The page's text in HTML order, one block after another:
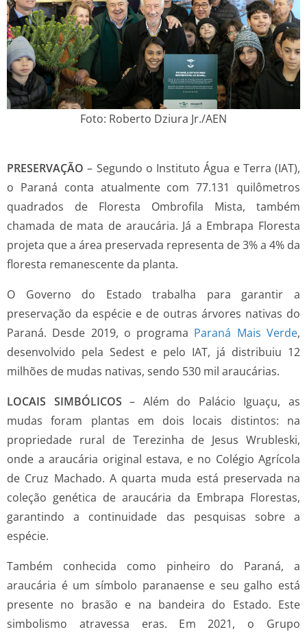
Foto: Roberto Dziura Jr./AEN
PRESERVAÇÃO– Segundo o Instituto Água e Terra (IAT),
o Paraná conta atualmente com 77.131 quilômetros
quadrados de Floresta Ombrofila Mista, também
chamada de mata de araucária. Já a Embrapa Floresta
projeta que a área preservada representa de 3% a 4% da
floresta remanescente da planta.
O Governo do Estado trabalha para garantir a
preservação da espécie e de outras árvores nativas do
Paraná. Desde 2019, o programa Paraná Mais Verde,
desenvolvido pela Sedest e pelo IAT, já distribuiu 12
milhões de mudas nativas, sendo 530 mil araucárias.
LOCAIS SIMBÓLICOS – Além do Palácio Iguaçu, as
mudas foram plantas em dois locais distintos: na
propriedade rural de Terezinha de Jesus Wrubleski,
onde a araucária original estava, e no Colégio Agrícola
de Cruz Machado. A quarta muda está preservada na
coleção genética de araucária da Embrapa Florestas,
garantindo a continuidade das pesquisas sobre a
espécie.
Também conhecida como pinheiro do Paraná, a
araucária é um símbolo paranaense e seu galho está
presente no brasão e na bandeira do Estado. Este
simbolismo atravessa eras. Em 2021, o Grupo